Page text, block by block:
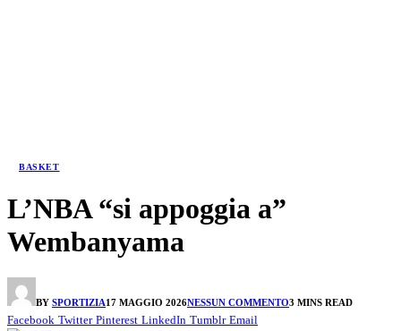
BASKET
L’NBA “si appoggia a”
Wembanyama
BY SPORTIZIA17 MAGGIO 2026NESSUN COMMENTO3 MINS READ
Facebook Twitter Pinterest LinkedIn Tumblr Email